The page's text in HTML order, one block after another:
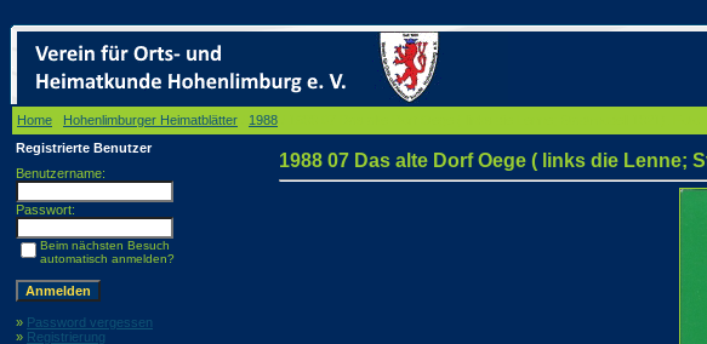
Home Hohenlimburger Heimatblätter 1988
Registrierte Benutzer
Benutzername:
Passwort:
Beim nächsten Besuch
automatisch anmelden?
» Password vergessen
» Registrierung
1988 07 Das alte Dorf Oege ( links die Lenne;